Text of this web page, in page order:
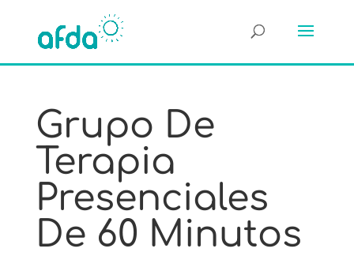
Grupo De
Terapia
Presenciales
De 60 Minutos